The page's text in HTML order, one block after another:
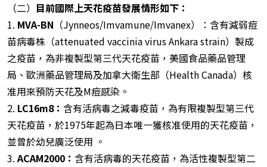
（二） 目前國際上天花疫苗發展情形如下：
1. MVA-BN （Jynneos/Imvamune/Imvanex）：含有減弱痘
苗病毒株（attenuated vaccinia virus Ankara strain）製成
之疫苗，為非複製型第三代天花疫苗，美國食品藥品管理
局、歐洲藥品管理局及加拿大衛生部（Health Canada）核
准用來預防天花及M痘感染。
2. LC16m8： 含有活病毒之減毒疫苗，為有限複製型第三代
天花疫苗，於1975年起為日本唯一獲核准使用的天花疫苗，
並曾於幼兒廣泛使用 。
3.ACAM2000： 含有活病毒的天花疫苗，為活性複製型第二